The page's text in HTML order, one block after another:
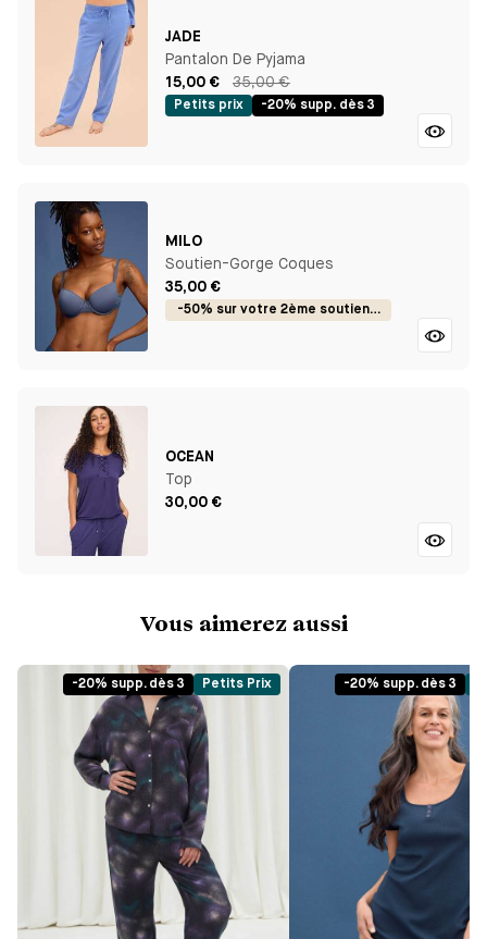
JADE
Pantalon De Pyjama
15,00 €
35,00 €
Petits prix -20% supp. dès 3
MILO
Soutien-Gorge Coques
35,00 €
-50% sur votre 2ème soutien-gorge
OCEAN
Top
30,00 €
Vous aimerez aussi
-20% supp. dès 3 Petits Prix -20% supp. dès 3